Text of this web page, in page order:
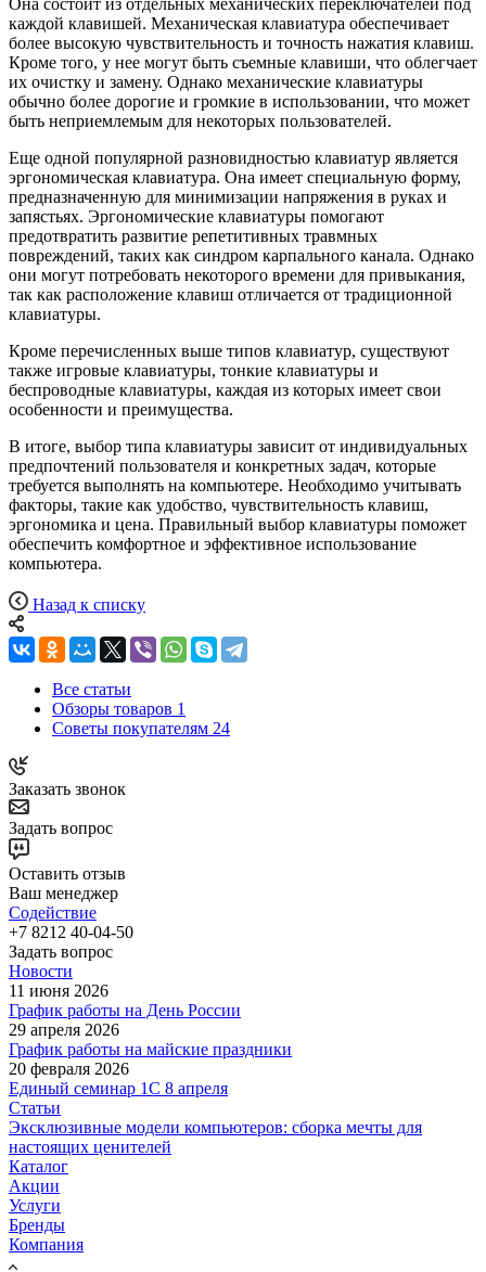
каждой клавишей. Механическая клавиатура обеспечивает
более высокую чувствительность и точность нажатия клавиш.
Кроме того, у нее могут быть съемные клавиши, что облегчает
их очистку и замену. Однако механические клавиатуры
обычно более дорогие и громкие в использовании, что может
быть неприемлемым для некоторых пользователей.
Еще одной популярной разновидностью клавиатур является
эргономическая клавиатура. Она имеет специальную форму,
предназначенную для минимизации напряжения в руках и
запястьях. Эргономические клавиатуры помогают
предотвратить развитие репетитивных травмных
повреждений, таких как синдром карпального канала. Однако
они могут потребовать некоторого времени для привыкания,
так как расположение клавиш отличается от традиционной
клавиатуры.
Кроме перечисленных выше типов клавиатур, существуют
также игровые клавиатуры, тонкие клавиатуры и
беспроводные клавиатуры, каждая из которых имеет свои
особенности и преимущества.
В итоге, выбор типа клавиатуры зависит от индивидуальных
предпочтений пользователя и конкретных задач, которые
требуется выполнять на компьютере. Необходимо учитывать
факторы, такие как удобство, чувствительность клавиш,
эргономика и цена. Правильный выбор клавиатуры поможет
обеспечить комфортное и эффективное использование
компьютера.
Назад к списку
Все статьи
Обзоры товаров 1
Советы покупателям 24
Заказать звонок
Задать вопрос
Оставить отзыв
Ваш менеджер
Содействие
+7 8212 40-04-50
Задать вопрос
Новости
11 июня 2026
График работы на День России
29 апреля 2026
График работы на майские праздники
20 февраля 2026
Единый семинар 1С 8 апреля
Статьи
Эксклюзивные модели компьютеров: сборка мечты для
настоящих ценителей
Каталог
Акции
Услуги
Бренды
Компания